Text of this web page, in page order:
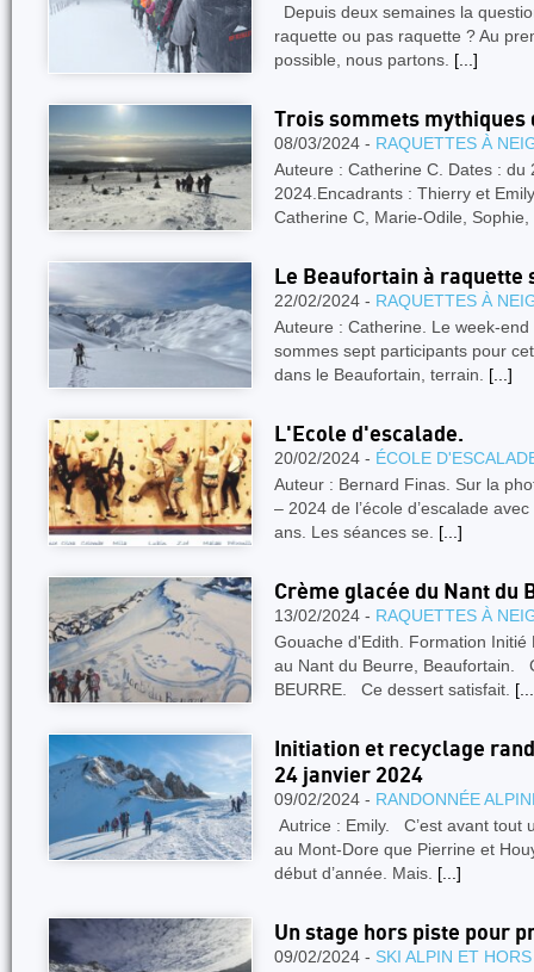
Depuis deux semaines la
raquette ou pas raquette ? Au
possible, nous partons. [...]
Trois sommets mythiques
08/03/2024 - RAQUETTES À
Auteure : Catherine C. Dates : du
2024.Encadrants : Thierry et
Catherine C, Marie-Odile,
Le Beaufortain à raquette
22/02/2024 - RAQUETTES À
Auteure : Catherine. Le week-
sommes sept participants pour
dans le Beaufortain, terrain. [...]
L'Ecole d'escalade.
20/02/2024 - ÉCOLE
Auteur : Bernard Finas. Sur la
– 2024 de l’école d’escalade
ans. Les séances se. [...]
Crème glacée du Nant du
13/02/2024 - RAQUETTES À
Gouache d'Edith. Formation
au Nant du Beurre, Beaufortain.
BEURRE. Ce dessert satisfait.
Initiation et recyclage
24 janvier 2024
09/02/2024 - RANDONNÉE
Autrice : Emily. C’est avant tout
au Mont-Dore que Pierrine et
début d’année. Mais. [...]
Un stage hors piste pour
09/02/2024 - SKI ALPIN ET